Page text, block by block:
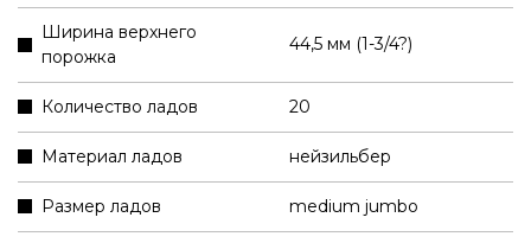
Ширина верхнего
порожка
44,5 мм (1-3/4?)
Количество ладов 20
Материал ладов нейзильбер
Размер ладов medium jumbo